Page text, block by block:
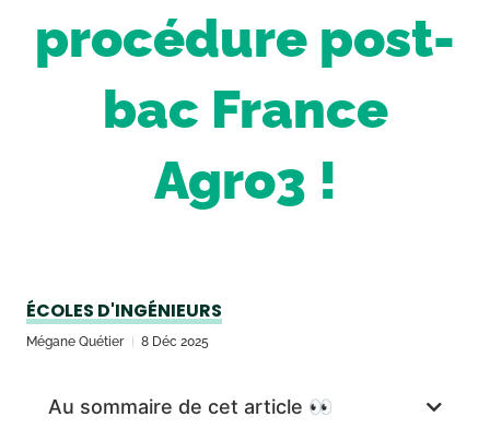
procédure post-
bac France
Agro3 !
ÉCOLES D'INGÉNIEURS
Mégane Quétier 8 Déc 2025
Au sommaire de cet article 👀